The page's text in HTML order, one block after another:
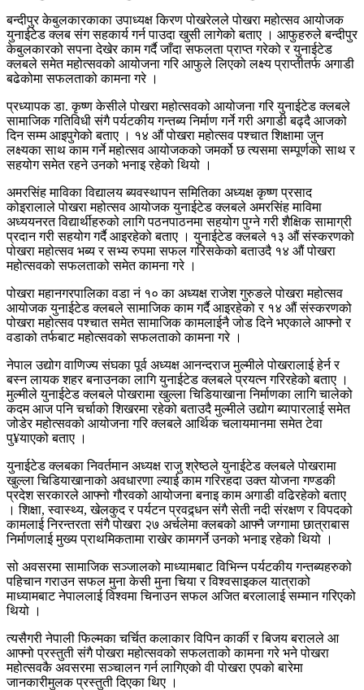
बन्दीपुर केबुलकारकाका उपाध्यक्ष किरण पोखरेलले पोखरा महोत्सव आयोजक
युनाईटेड क्लब संग सहकार्य गर्न पाउदा खुसी लागेको बताए । आफुहरुले बन्दीपुर
केबुलकारको सपना देखेर काम गर्दै जाँदा सफलता प्राप्त गरेको र युनाईटेड
क्लबले समेत महोत्सवको आयोजना गरि आफुले लिएको लक्ष्य प्राप्तीतर्फ अगाडी
बढेकोमा सफलताको कामना गरे ।
प्रध्यापक डा. कृष्ण केसीले पोखरा महोत्सवको आयोजना गरि युनाईटेड क्लबले
सामाजिक गतिविधी संगै पर्यटकीय गन्तब्य निर्माण गर्ने गरी अगाडी बढ्दै आजको
दिन सम्म आइपुगेको बताए । १४ औं पोखरा महोत्सव पश्चात शिक्षामा जुन
लक्ष्यका साथ काम गर्ने महोत्सव आयोजकको जमर्को छ त्यसमा सम्पूर्णको साथ र
सहयोग समेत रहने उनको भनाइ रहेको थियो ।
अमरसिंह माविका विद्यालय ब्यवस्थापन समितिका अध्यक्ष कृष्ण प्रसाद
कोइरालाले पोखरा महोत्सव आयोजक युनाईटेड क्लबले अमरसिंह माविमा
अध्ययनरत विद्यार्थीहरुको लागि पठनपाठनमा सहयोग पुग्ने गरी शैक्षिक सामाग्री
प्रदान गरी सहयोग गर्दै आइरहेको बताए । युनाईटेड क्लबले १३ औं संस्करणको
पोखरा महोत्सव भब्य र सभ्य रुपमा सफल गरिसकेको बताउदै १४ औं पोखरा
महोत्सवको सफलताको समेत कामना गरे ।
पोखरा महानगरपालिका वडा नं १० का अध्यक्ष राजेश गुरुङले पोखरा महोत्सव
आयोजक युनाईटेड क्लबले सामाजिक काम गर्दै आइरहेको र १४ औं संस्करणको
पोखरा महोत्सव पश्चात समेत सामाजिक कामलाईनै जोड दिने भएकाले आफ्नो र
वडाको तर्फबाट महोत्सवको सफलताको कामना गरे ।
नेपाल उद्योग वाणिज्य संघका पूर्व अध्यक्ष आनन्दराज मुल्मीले पोखरालाई हेर्न र
बस्न लायक शहर बनाउनका लागि युनाईटेड क्लबले प्रयत्न गरिरहेको बताए ।
मुल्मीले युनाईटेड क्लबले पोखरामा खुल्ला चिडियाखाना निर्माणका लागि चालेको
कदम आज पनि चर्चाको शिखरमा रहेको बताउदै मुल्मीले उद्योग ब्यापारलाई समेत
जोडेर महोत्सवको आयोजना गरि क्लबले आर्थिक चलायमानमा समेत टेवा
पु¥याएको बताए ।
युनाईटेड क्लबका निवर्तमान अध्यक्ष राजु श्रेष्ठले युनाईटेड क्लबले पोखरामा
खुल्ला चिडियाखानाको अवधारणा ल्याई काम गरिरहदा उक्त योजना गण्डकी
प्रदेश सरकारले आफ्नो गौरवको आयोजना बनाइ काम अगाडी वढिरहेको बताए
। शिक्षा, स्वास्थ्य, खेलकुद र पर्यटन प्रवद्र्धन संगै सेती नदी संरक्षण र विपदको
कामलाई निरन्तरता संगै पोखरा २७ अर्चलेमा क्लबको आफ्नै जग्गामा छात्राबास
निर्माणलाई मुख्य प्राथमिकतामा राखेर कामगर्ने उनको भनाइ रहेको थियो ।
सो अवसरमा सामाजिक सञ्जालको माध्यामबाट विभिन्न पर्यटकीय गन्तब्यहरुको
पहिचान गराउन सफल मुना केसी मुना चिया र विश्वसाइकल यात्राको
माध्यामबाट नेपाललाई विश्वमा चिनाउन सफल अजित बरलालाई सम्मान गरिएको
थियो ।
त्यसैगरी नेपाली फिल्मका चर्चित कलाकार विपिन कार्की र बिजय बरालले आ
आफ्नो प्रस्तुती संगै पोखरा महोत्सवको सफलताको कामना गरे भने पोखरा
महोत्सवकै अवसरमा सञ्चालन गर्न लागिएको वी पोखरा एपको बारेमा
जानकारीमुलक प्रस्तुती दिएका थिए ।